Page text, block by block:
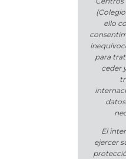
ello
para
ceder
El
ejercer